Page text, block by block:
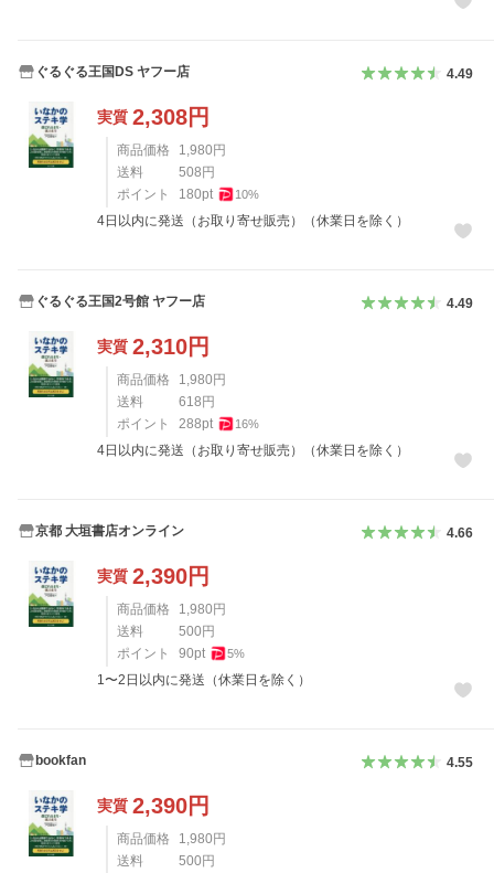
ぐるぐる王国DS ヤフー店 4.49
実質 2,308円
商品価格 1,980円
送料
508円
ポイント
180pt 10%
4日以内に発送（お取り寄せ販売）（休業日を除く）
ぐるぐる王国2号館 ヤフー店 4.49
実質 2,310円
商品価格 1,980円
送料
618円
ポイント
288pt 16%
4日以内に発送（お取り寄せ販売）（休業日を除く）
京都 大垣書店オンライン 4.66
実質 2,390円
商品価格 1,980円
送料
500円
ポイント
90pt 5%
1〜2日以内に発送（休業日を除く）
bookfan 4.55
実質 2,390円
商品価格 1,980円
送料
500円